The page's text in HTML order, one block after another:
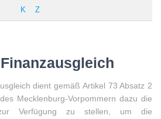
K Z
dient gemäß Artikel 73 Absatz 2
Mecklenburg-Vorpommern dazu die
Verfügung zu stellen, um die